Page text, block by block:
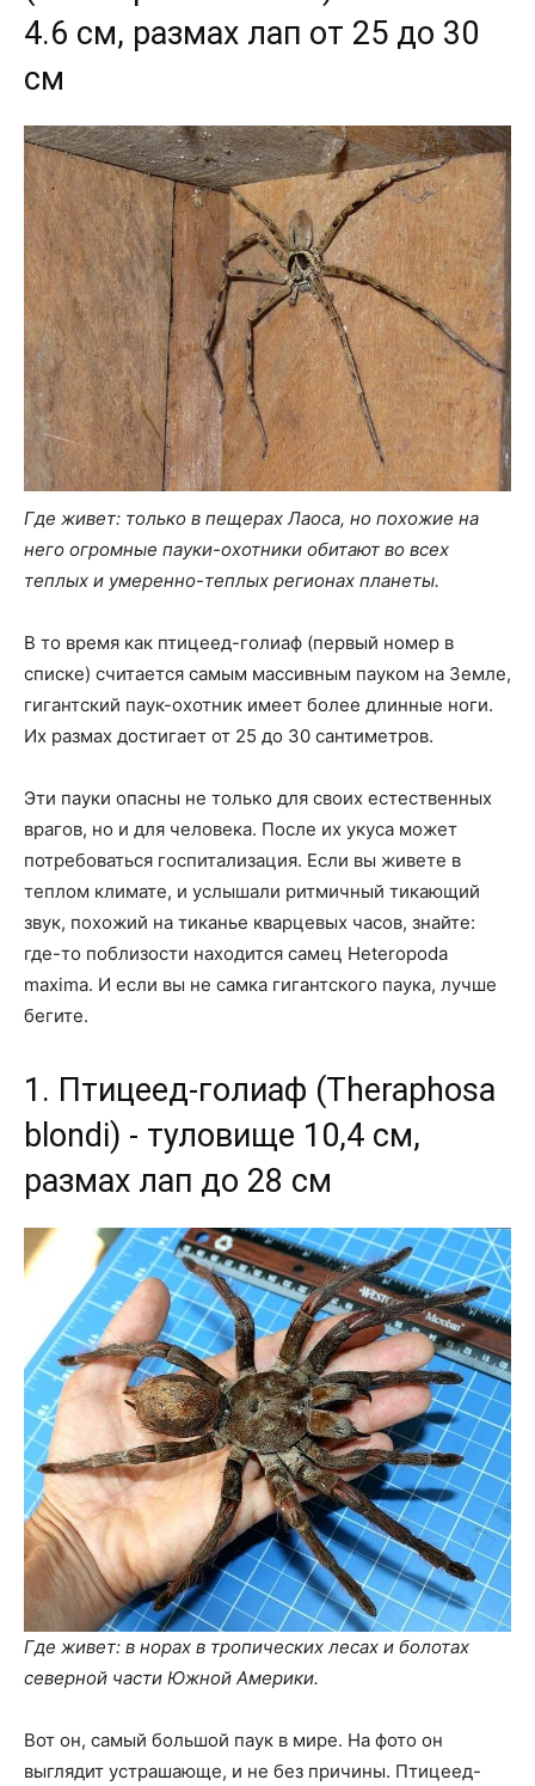
4.6 см, размах лап от 25 до 30
см
Где живет: только в пещерах Лаоса, но похожие на
него огромные пауки-охотники обитают во всех
теплых и умеренно-теплых регионах планеты.
В то время как птицеед-голиаф (первый номер в
списке) считается самым массивным пауком на Земле,
гигантский паук-охотник имеет более длинные ноги.
Их размах достигает от 25 до 30 сантиметров.
Эти пауки опасны не только для своих естественных
врагов, но и для человека. После их укуса может
потребоваться госпитализация. Если вы живете в
теплом климате, и услышали ритмичный тикающий
звук, похожий на тиканье кварцевых часов, знайте:
где-то поблизости находится самец Heteropoda
maxima. И если вы не самка гигантского паука, лучше
бегите.
1. Птицеед-голиаф (Theraphosa
blondi) - туловище 10,4 см,
размах лап до 28 см
Где живет: в норах в тропических лесах и болотах
северной части Южной Америки.
Вот он, самый большой паук в мире. На фото он
выглядит устрашающе, и не без причины. Птицеед-